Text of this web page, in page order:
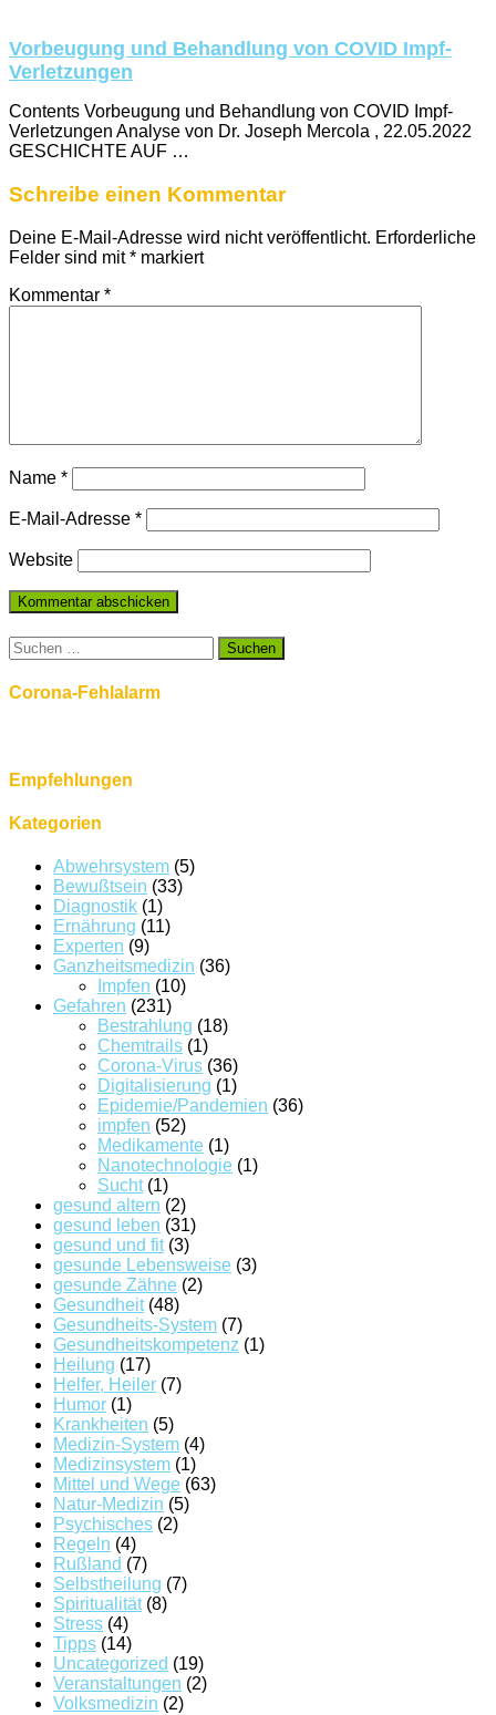
Vorbeugung und Behandlung von COVID Impf-
Verletzungen
Contents Vorbeugung und Behandlung von COVID Impf-
Verletzungen Analyse von Dr. Joseph Mercola , 22.05.2022
GESCHICHTE AUF …
Schreibe einen Kommentar
Deine E-Mail-Adresse wird nicht veröffentlicht. Erforderliche
Felder sind mit* markiert
Kommentar *
Name *
E-Mail-Adresse *
Website
Suchen
nach:
Corona-Fehlalarm
Empfehlungen
Kategorien
Abwehrsystem (5)
Bewußtsein (33)
Diagnostik (1)
Ernährung (11)
Experten (9)
Ganzheitsmedizin (36)
Impfen (10)
Gefahren (231)
Bestrahlung (18)
Chemtrails (1)
Corona-Virus (36)
Digitalisierung (1)
Epidemie/Pandemien (36)
impfen (52)
Medikamente (1)
Nanotechnologie (1)
Sucht(1)
gesund altern (2)
gesund leben (31)
gesund und fit(3)
gesunde Lebensweise (3)
gesunde Zähne (2)
Gesundheit(48)
Gesundheits-System (7)
Gesundheitskompetenz (1)
Heilung (17)
Helfer, Heiler (7)
Humor (1)
Krankheiten (5)
Medizin-System (4)
Medizinsystem (1)
Mittel und Wege (63)
Natur-Medizin (5)
Psychisches (2)
Regeln (4)
Rußland (7)
Selbstheilung (7)
Spiritualität(8)
Stress (4)
Tipps (14)
Uncategorized (19)
Veranstaltungen (2)
Volksmedizin (2)